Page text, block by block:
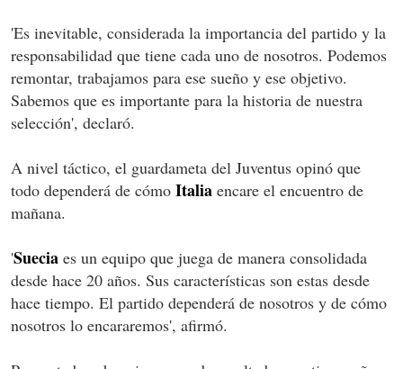
'Es inevitable, considerada la importancia del partido y la
responsabilidad que tiene cada uno de nosotros. Podemos
remontar, trabajamos para ese sueño y ese objetivo.
Sabemos que es importante para la historia de nuestra
selección', declaró.
A nivel táctico, el guardameta del Juventus opinó que
todo dependerá de cómo Italia encare el encuentro de
mañana.
'Suecia es un equipo que juega de manera consolidada
desde hace 20 años. Sus características son estas desde
hace tiempo. El partido dependerá de nosotros y de cómo
nosotros lo encararemos', afirmó.